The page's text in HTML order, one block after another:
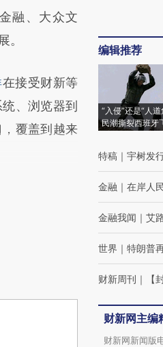
融、大众文
。
在接受财新等
、浏览器到
覆盖到越来
编辑推荐
“入侵”还是“人
民潮撕裂西班牙
特稿 ｜ 宇树发
金融 ｜ 在岸人
金融我闻 ｜ 艾
世界 ｜ 特朗普
财新周刊 ｜ 【
财新网主编
财新网新闻版